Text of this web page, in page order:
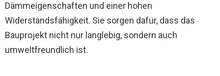
Dämmeigenschaften und einer hohen
Widerstandsfähigkeit. Sie sorgen dafür, dass das
Bauprojekt nicht nur langlebig, sondern auch
umweltfreundlich ist.